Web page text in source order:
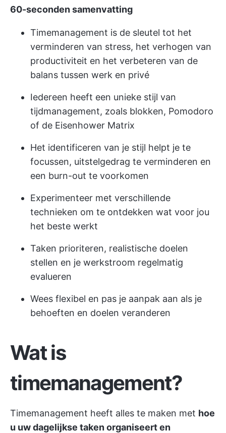
60-seconden samenvatting
Timemanagement is de sleutel tot het
verminderen van stress, het verhogen van
productiviteit en het verbeteren van de
balans tussen werk en privé
Iedereen heeft een unieke stijl van
tijdmanagement, zoals blokken, Pomodoro
of de Eisenhower Matrix
Het identificeren van je stijl helpt je te
focussen, uitstelgedrag te verminderen en
een burn-out te voorkomen
Experimenteer met verschillende
technieken om te ontdekken wat voor jou
het beste werkt
Taken prioriteren, realistische doelen
stellen en je werkstroom regelmatig
evalueren
Wees flexibel en pas je aanpak aan als je
behoeften en doelen veranderen
Wat is
timemanagement?
Timemanagement heeft alles te maken met hoe
u uw dagelijkse taken organiseert en